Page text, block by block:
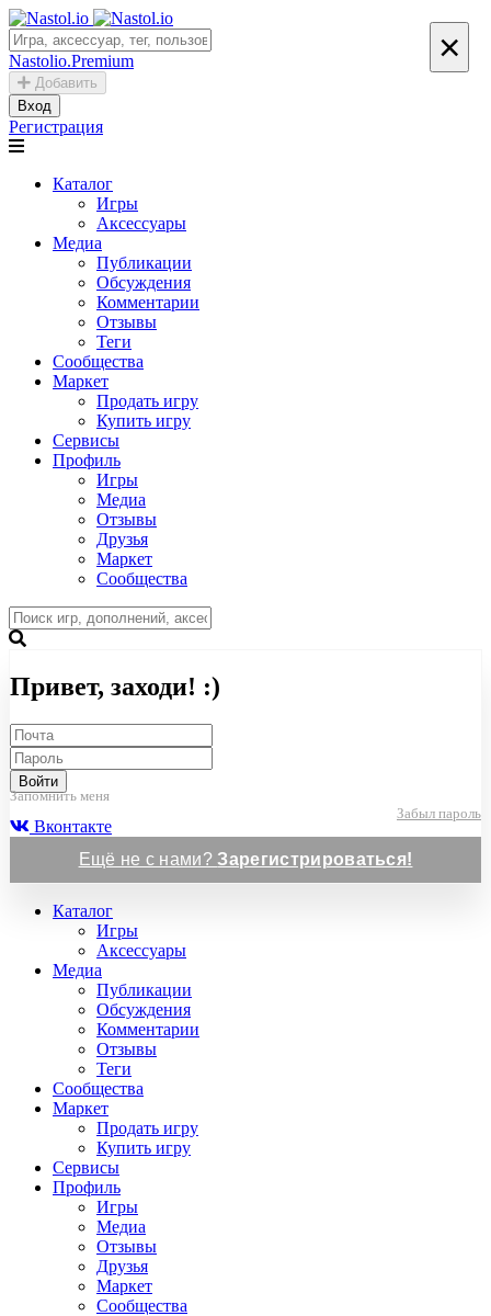
Nastolio.Premium
Добавить
Вход
Регистрация
Каталог
Игры
Аксессуары
Медиа
Публикации
Обсуждения
Комментарии
Отзывы
Теги
Сообщества
Маркет
Продать игру
Купить игру
Сервисы
Профиль
Игры
Медиа
Отзывы
Друзья
Маркет
Сообщества
×
Привет, заходи! :)
Войти
Запомнить меня
Забыл пароль
Вконтакте
Ещё не с нами?Зарегистрироваться!
Каталог
Игры
Аксессуары
Медиа
Публикации
Обсуждения
Комментарии
Отзывы
Теги
Сообщества
Маркет
Продать игру
Купить игру
Сервисы
Профиль
Игры
Медиа
Отзывы
Друзья
Маркет
Сообщества